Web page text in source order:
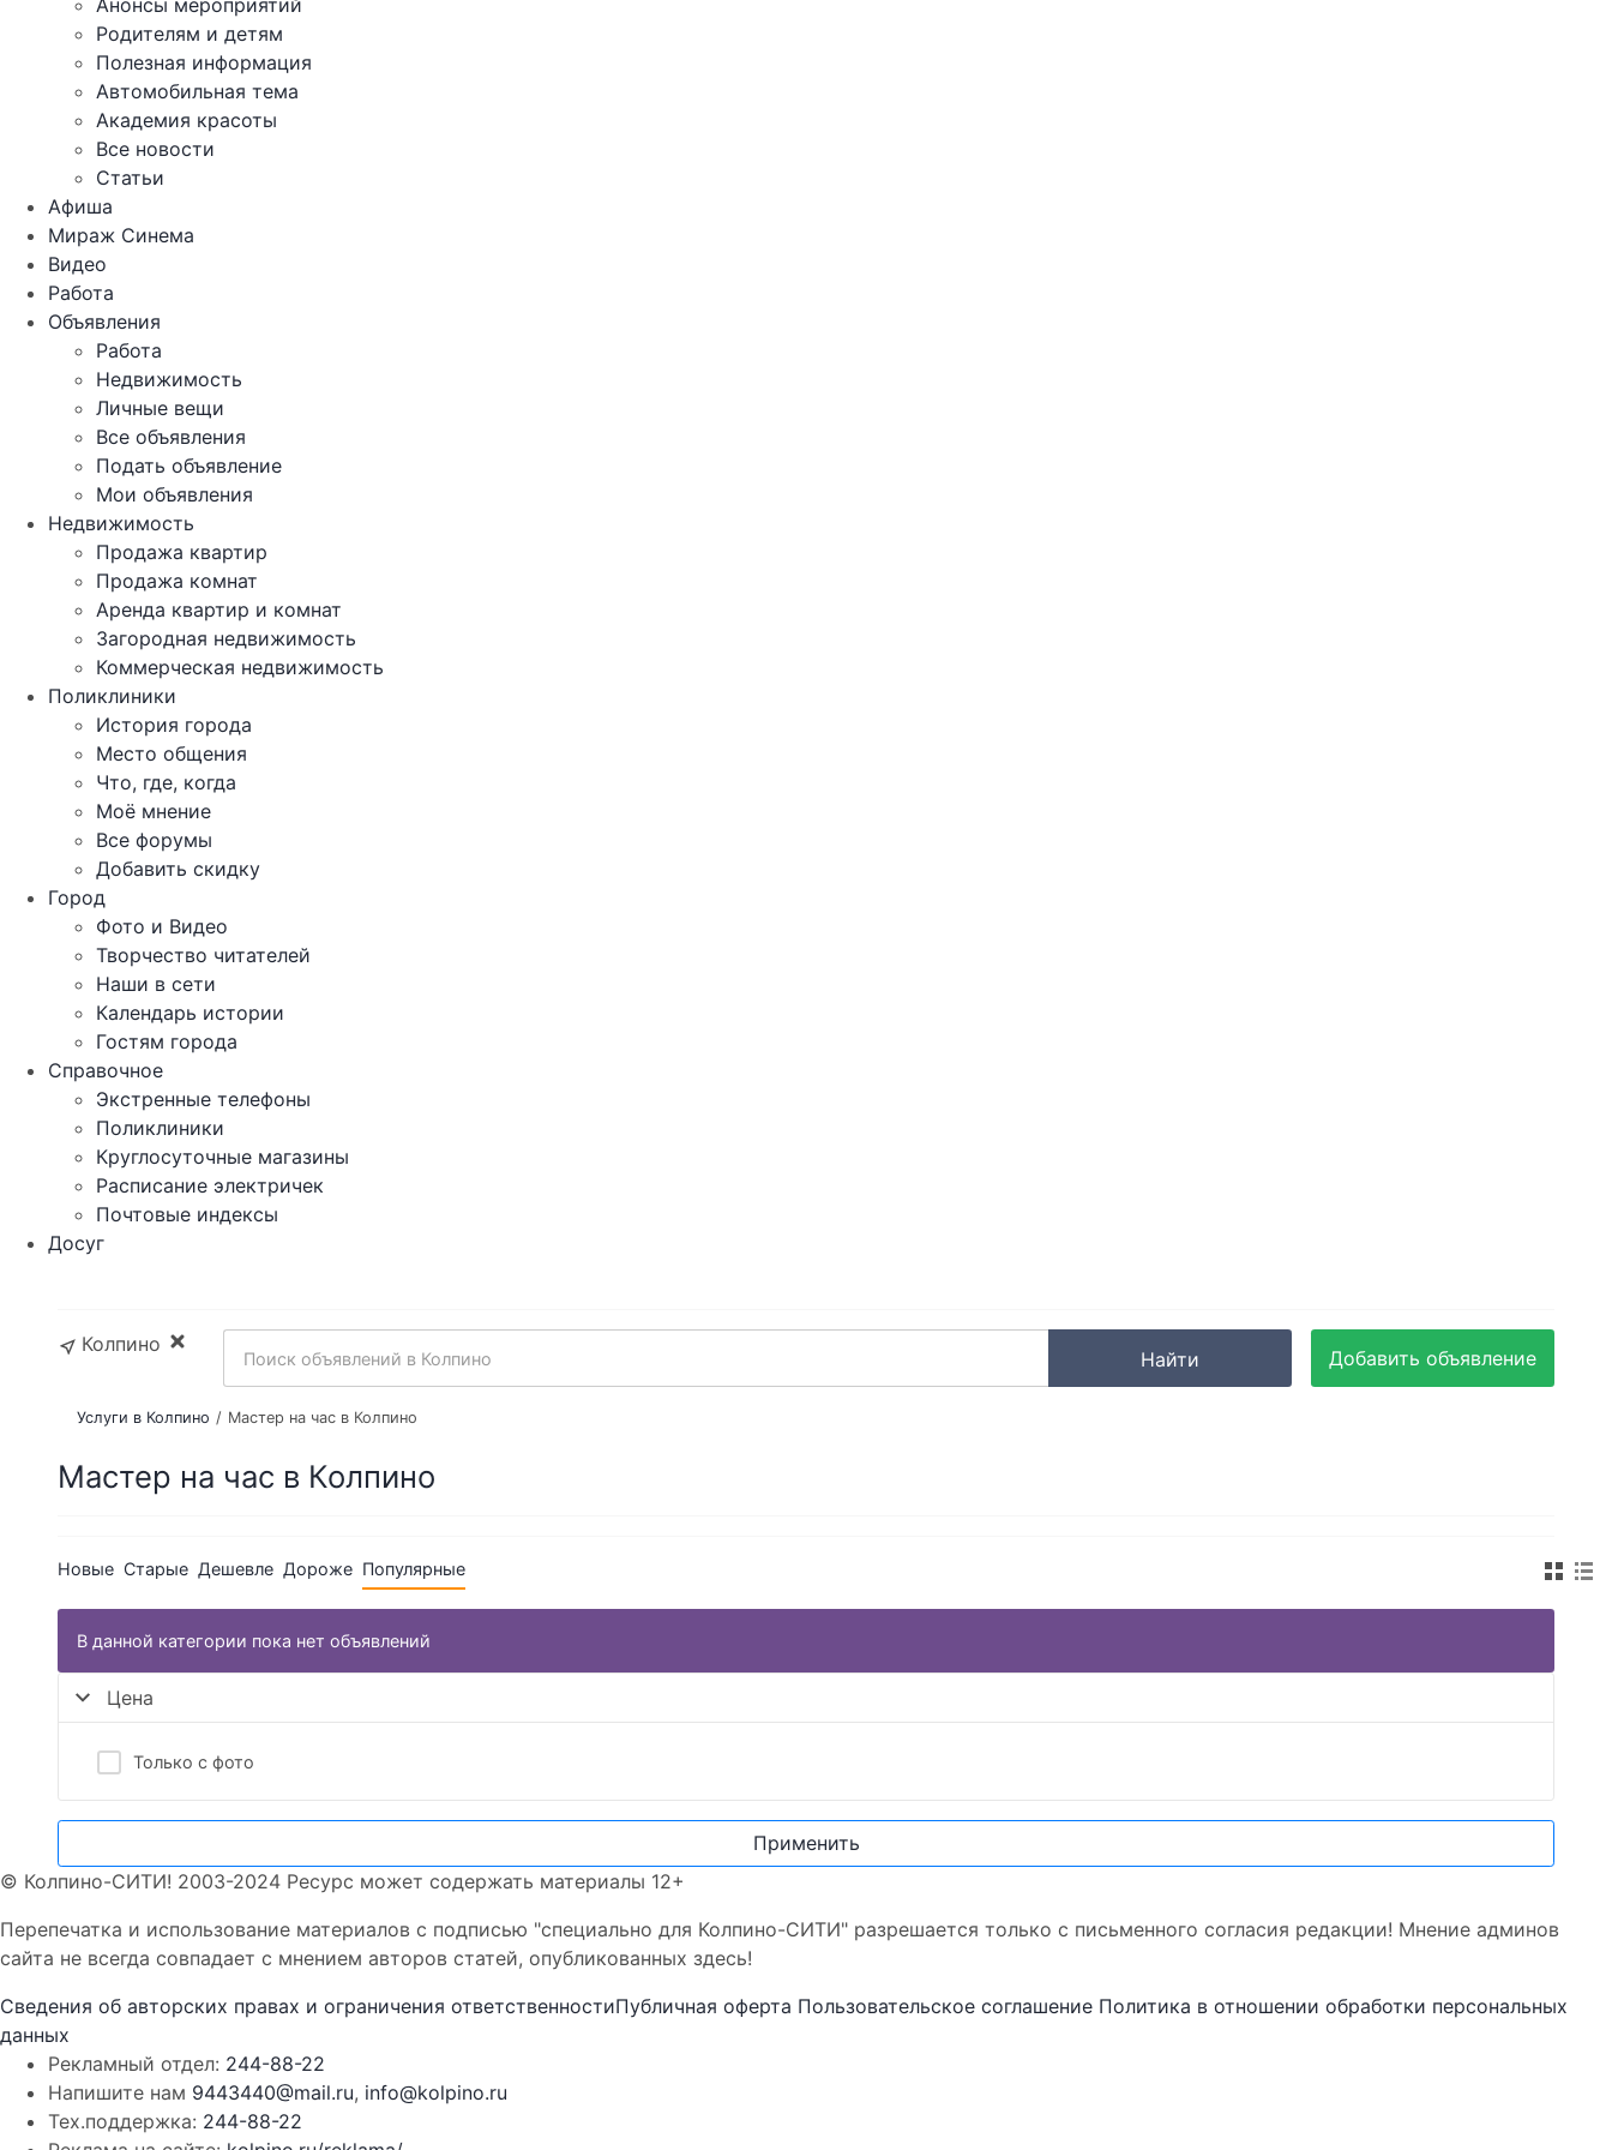
Анонсы мероприятий
Родителям и детям
Полезная информация
Автомобильная тема
Академия красоты
Все новости
Статьи
Афиша
Мираж Синема
Видео
Работа
Объявления
Работа
Недвижимость
Личные вещи
Все объявления
Подать объявление
Мои объявления
Недвижимость
Продажа квартир
Продажа комнат
Аренда квартир и комнат
Загородная недвижимость
Коммерческая недвижимость
Поликлиники
История города
Место общения
Что, где, когда
Моё мнение
Все форумы
Добавить скидку
Город
Фото и Видео
Творчество читателей
Наши в сети
Календарь истории
Гостям города
Справочное
Экстренные телефоны
Поликлиники
Круглосуточные магазины
Расписание электричек
Почтовые индексы
Досуг
Колпино
Найти Добавить объявление
Услуги в Колпино Мастер на час в Колпино
Мастер на час в Колпино
Новые Старые Дешевле Дороже Популярные
В данной категории пока нет объявлений
Цена
Только с фото
Применить
© Колпино-СИТИ! 2003-2024 Ресурс может содержать материалы 12+
Перепечатка и использование материалов с подписью "специально для Колпино-СИТИ" разрешается только с письменного согласия редакции! Мнение админов
сайта не всегда совпадает с мнением авторов статей, опубликованных здесь!
Сведения об авторских правах и ограничения ответственностиПубличная оферта Пользовательское соглашение Политика в отношении обработки персональных
данных
Рекламный отдел: 244-88-22
Напишите нам 9443440@mail.ru, info@kolpino.ru
Тех.поддержка: 244-88-22